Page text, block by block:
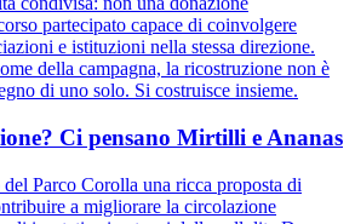
partecipato capace di coinvolgere
e istituzioni nella stessa direzione.
della campagna, la ricostruzione non è
di uno solo. Si costruisce insieme.
Ci pensano Mirtilli e Ananas
Parco Corolla una ricca proposta di
a migliorare la circolazione